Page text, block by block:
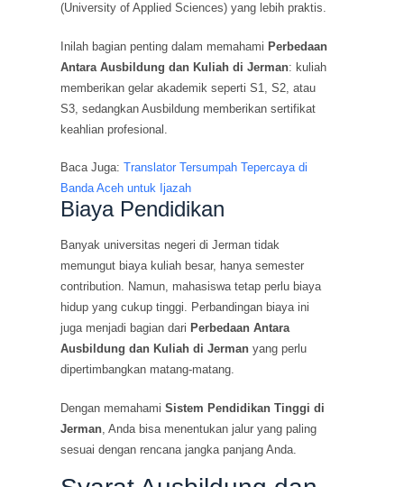
(University of Applied Sciences) yang lebih praktis.
Inilah bagian penting dalam memahami Perbedaan
Antara Ausbildung dan Kuliah di Jerman: kuliah
memberikan gelar akademik seperti S1, S2, atau
S3, sedangkan Ausbildung memberikan sertifikat
keahlian profesional.
Baca Juga:Translator Tersumpah Tepercaya di
Banda Aceh untuk Ijazah
Biaya Pendidikan
Banyak universitas negeri di Jerman tidak
memungut biaya kuliah besar, hanya semester
contribution. Namun, mahasiswa tetap perlu biaya
hidup yang cukup tinggi. Perbandingan biaya ini
juga menjadi bagian dari Perbedaan Antara
Ausbildung dan Kuliah di Jerman yang perlu
dipertimbangkan matang-matang.
Dengan memahamiSistem Pendidikan Tinggi di
Jerman , Anda bisa menentukan jalur yang paling
sesuai dengan rencana jangka panjang Anda.